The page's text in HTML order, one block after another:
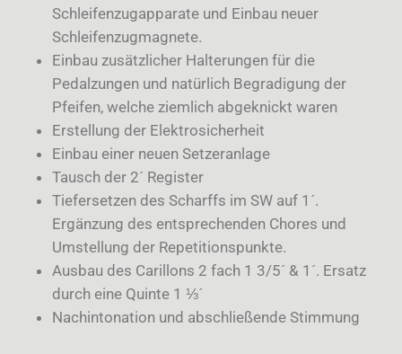
Schleifenzugapparate und Einbau neuer
Schleifenzugmagnete.
Einbau zusätzlicher Halterungen für die
Pedalzungen und natürlich Begradigung der
Pfeifen, welche ziemlich abgeknickt waren
Erstellung der Elektrosicherheit
Einbau einer neuen Setzeranlage
Tausch der 2´ Register
Tiefersetzen des Scharffs im SW auf 1´.
Ergänzung des entsprechenden Chores und
Umstellung der Repetitionspunkte.
Ausbau des Carillons 2 fach 1 3/5´ & 1´. Ersatz
durch eine Quinte 1 ⅓´
Nachintonation und abschließende Stimmung